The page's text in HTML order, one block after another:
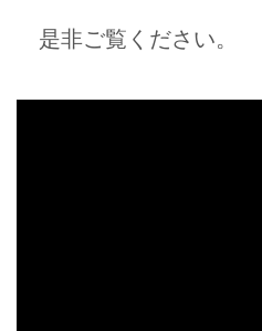
是非ご覧ください。